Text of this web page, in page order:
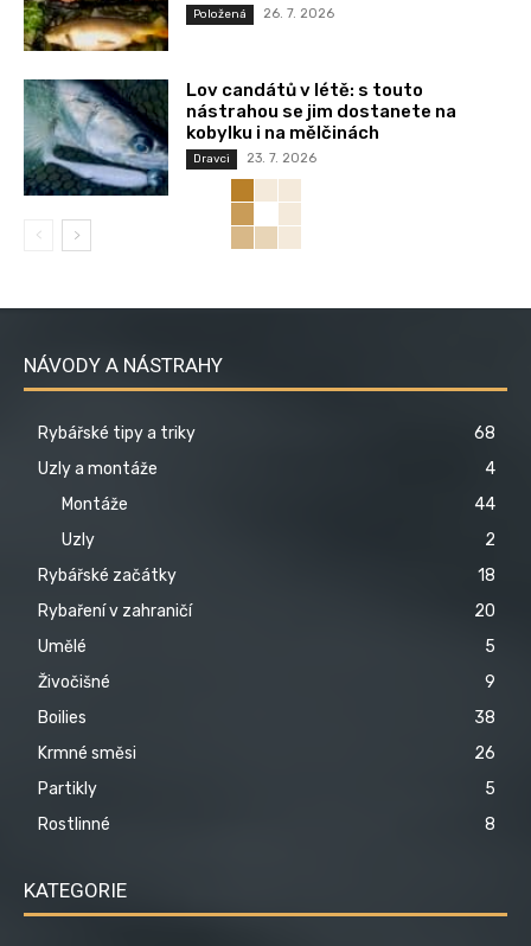
Položená 26. 7. 2026
Lov candátů v létě: s touto
nástrahou se jim dostanete na
kobylku i na mělčinách
Dravci 23. 7. 2026
NÁVODY A NÁSTRAHY
Rybářské tipy a triky
68
Uzly a montáže
4
Montáže
44
Uzly
2
Rybářské začátky
18
Rybaření v zahraničí
20
Umělé
5
Živočišné
9
Boilies
38
Krmné směsi
26
Partikly
5
Rostlinné
8
KATEGORIE